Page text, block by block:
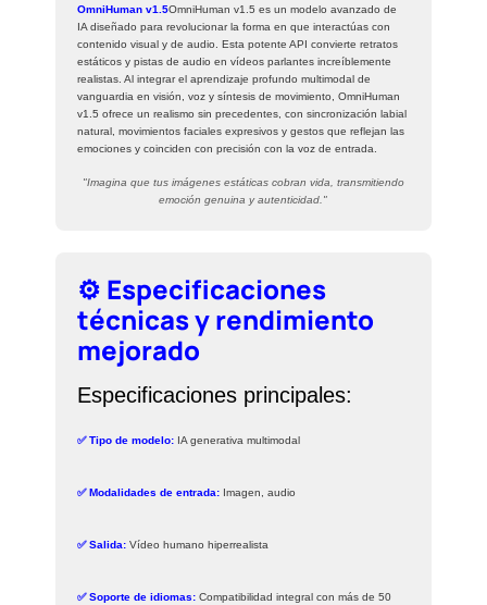
OmniHuman v1.5OmniHuman v1.5 es un modelo avanzado de
IA diseñado para revolucionar la forma en que interactúas con
contenido visual y de audio. Esta potente API convierte retratos
estáticos y pistas de audio en vídeos parlantes increíblemente
realistas. Al integrar el aprendizaje profundo multimodal de
vanguardia en visión, voz y síntesis de movimiento, OmniHuman
v1.5 ofrece un realismo sin precedentes, con sincronización labial
natural, movimientos faciales expresivos y gestos que reflejan las
emociones y coinciden con precisión con la voz de entrada.
"Imagina que tus imágenes estáticas cobran vida, transmitiendo
emoción genuina y autenticidad."
⚙️ Especificaciones
técnicas y rendimiento
mejorado
Especificaciones principales:
✅ Tipo de modelo: IA generativa multimodal
✅ Modalidades de entrada: Imagen, audio
✅ Salida: Vídeo humano hiperrealista
✅ Soporte de idiomas: Compatibilidad integral con más de 50